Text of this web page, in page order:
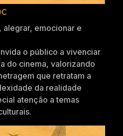
alegrar, emocionar e
o público a vivenciar
do cinema, valorizando
que retratam a
da realidade
atenção a temas